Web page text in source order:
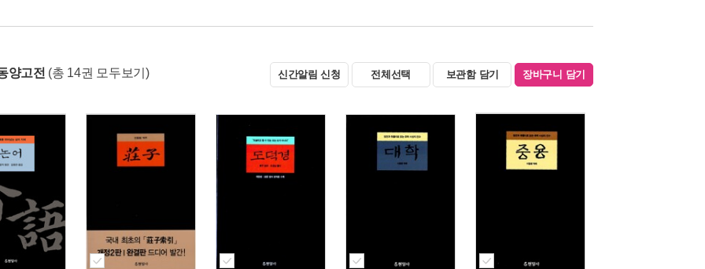
양고전 (총 14권 모두보기) 신간알림 신청 전체선택 보관함 담기 장바구니 담기